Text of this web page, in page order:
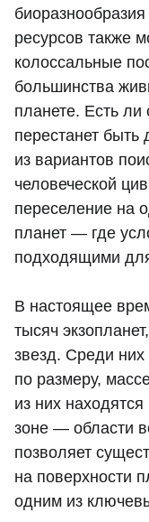
ресурсов также
колоссальные
большинства
планете. Есть ли
перестанет
из вариантов
человеческой
переселение на
планет — где
подходящими
В настоящее
тысяч
звезд. Среди
по размеру,
из них
зоне — области
позволяет
на поверхности
одним из